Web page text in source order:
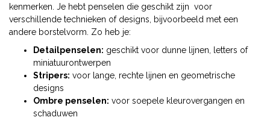
kenmerken. Je hebt penselen die geschikt zijn voor
verschillende technieken of designs, bijvoorbeeld met een
andere borstelvorm. Zo heb je:
Detailpenselen: geschikt voor dunne lijnen, letters of
miniatuurontwerpen
Stripers: voor lange, rechte lijnen en geometrische
designs
Ombre penselen: voor soepele kleurovergangen en
schaduwen